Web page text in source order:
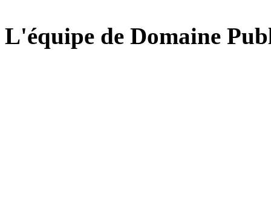
L'équipe de Domaine